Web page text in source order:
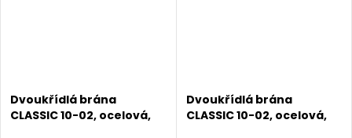
Dvoukřídlá brána
CLASSIC 10-02, ocelová,
Dvoukřídlá brána
CLASSIC 10-02, ocelová,